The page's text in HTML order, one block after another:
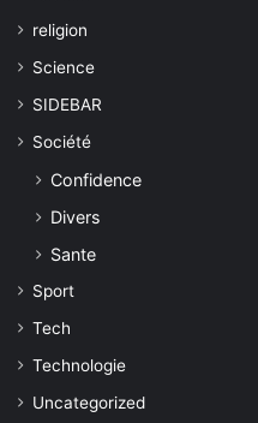
religion
Science
SIDEBAR
Société
Confidence
Divers
Sante
Sport
Tech
Technologie
Uncategorized